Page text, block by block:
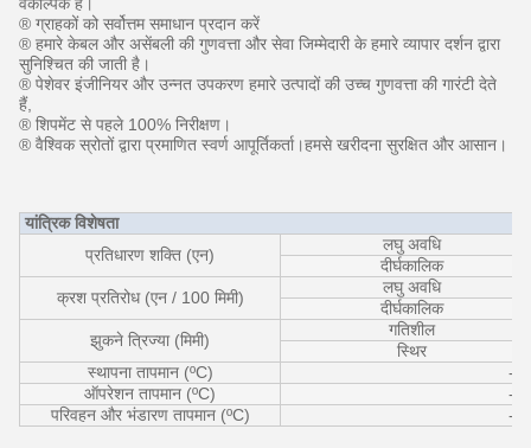
® ग्राहकों को सर्वोत्तम समाधान प्रदान करें
® हमारे केबल और असेंबली की गुणवत्ता और सेवा जिम्मेदारी के हमारे व्यापार दर्शन द्वारा
सुनिश्चित की जाती है।
® पेशेवर इंजीनियर और उन्नत उपकरण हमारे उत्पादों की उच्च गुणवत्ता की गारंटी देते
हैं,
® शिपमेंट से पहले 100% निरीक्षण।
® वैश्विक स्रोतों द्वारा प्रमाणित स्वर्ण आपूर्तिकर्ता।हमसे खरीदना सुरक्षित और आसान।
यांत्रिक विशेषता
प्रतिधारण शक्ति (एन)
लघु अवधि
दीर्घकालिक
क्रश प्रतिरोध (एन / 100 मिमी)
लघु अवधि
दीर्घकालिक
झुकने त्रिज्या (मिमी)
गतिशील
स्थिर
स्थापना तापमान (ºC)
-5
ऑपरेशन तापमान (ºC)
-
परिवहन और भंडारण तापमान (ºC)
-